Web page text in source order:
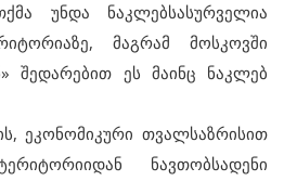
უნდა ნაკლებსასურველია
მაგრამ მოსკოვში
შედარებით ეს მაინც ნაკლებ
ეკონომიკური თვალსაზრისით
ნავთობსადენი